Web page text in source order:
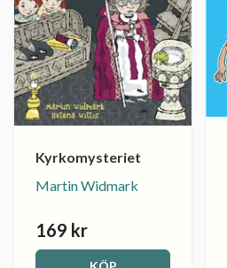
Kyrkomysteriet
Martin Widmark
169 kr